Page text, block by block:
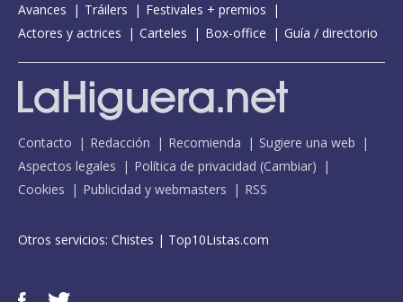
Avances
Tráilers
Festivales + premios
Actores y actrices
Carteles Box-office Guía / directorio
Contacto Redacción Recomienda
Sugiere una web
Aspectos legales
Política de privacidad (Cambiar)
Cookies
Publicidad y webmasters RSS
Otros servicios: Chistes | Top10Listas.com